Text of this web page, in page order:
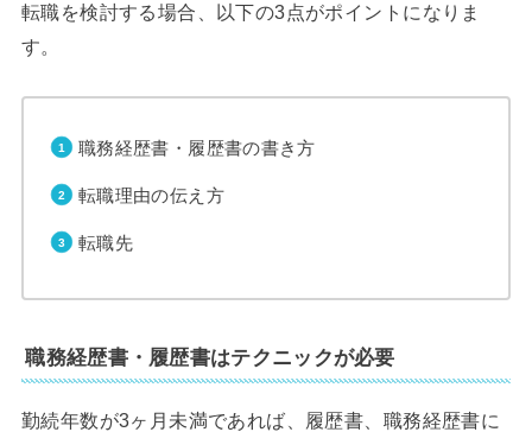
転職を検討する場合、以下の3点がポイントになりま
す。
職務経歴書・履歴書の書き方
転職理由の伝え方
転職先
職務経歴書・履歴書はテクニックが必要
勤続年数が3ヶ月未満であれば、履歴書、職務経歴書に